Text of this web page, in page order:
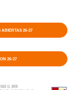
26-27
26-27